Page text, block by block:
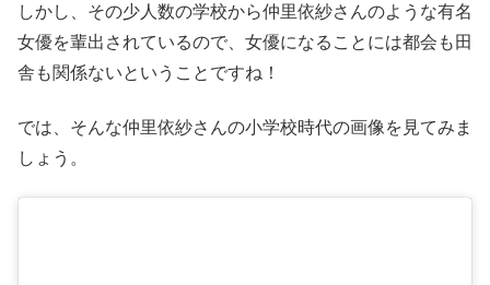
しかし、その少人数の学校から仲里依紗さんのような有名
女優を輩出されているので、女優になることには都会も田
舎も関係ないということですね！
では、そんな仲里依紗さんの小学校時代の画像を見てみま
しょう。